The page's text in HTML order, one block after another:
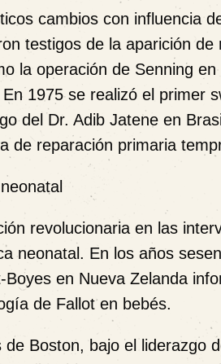
cambios con influencia
testigos de la aparición
la operación de Senning
1975 se realizó el primer
del Dr. Adib Jatene en
de reparación primaria
revolucionaria en las
neonatal. En los años
en Nueva Zelanda
de Fallot en bebés.
de Boston, bajo el liderazgo